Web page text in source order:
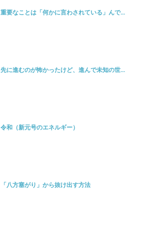
重要なことは「何かに言わされている」んで...
先に進むのが怖かったけど、進んで未知の世...
令和（新元号のエネルギー）
「八方塞がり」から抜け出す方法